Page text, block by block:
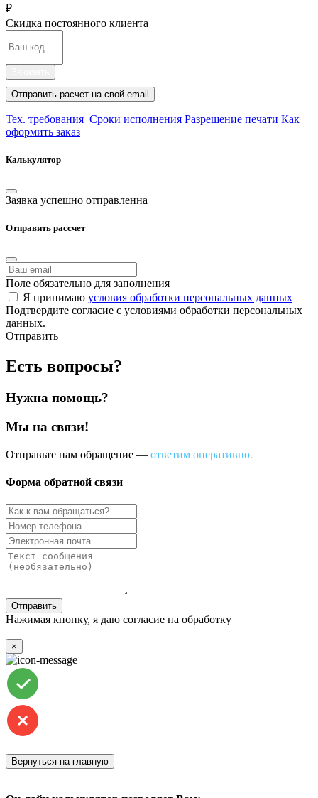
₽
Скидка постоянного клиента
Отправить расчет на свой email
Тех. требования Сроки исполнения Разрешение печати Как
оформить заказ
Калькулятор
Заявка успешно отправленна
Отправить рассчет
Поле обязательно для заполнения
Я принимаю условия обработки персональных данных
Подтвердите согласие с условиями обработки персональных
данных.
Отправить
Есть вопросы?
Нужна помощь?
Мы на связи!
Отправьте нам обращение — ответим оперативно.
Форма обратной связи
Отправить
Нажимая кнопку, я даю согласие на обработку
×
Вернуться на главную